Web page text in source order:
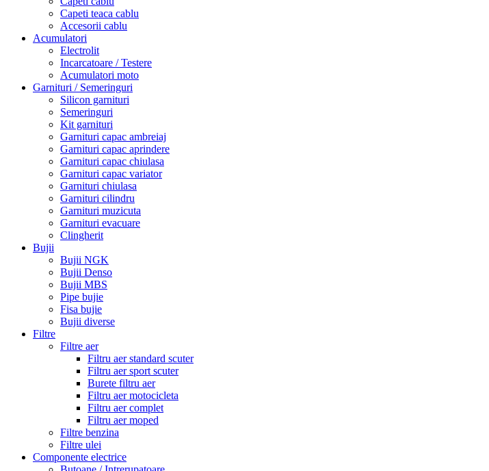
Capeti teaca cablu
Accesorii cablu
Acumulatori
Electrolit
Incarcatoare / Testere
Acumulatori moto
Garnituri / Semeringuri
Silicon garnituri
Semeringuri
Kit garnituri
Garnituri capac ambreiaj
Garnituri capac aprindere
Garnituri capac chiulasa
Garnituri capac variator
Garnituri chiulasa
Garnituri cilindru
Garnituri muzicuta
Garnituri evacuare
Clingherit
Bujii
Bujii NGK
Bujii Denso
Bujii MBS
Pipe bujie
Fisa bujie
Bujii diverse
Filtre
Filtre aer
Filtru aer standard scuter
Filtru aer sport scuter
Burete filtru aer
Filtru aer motocicleta
Filtru aer complet
Filtru aer moped
Filtre benzina
Filtre ulei
Componente electrice